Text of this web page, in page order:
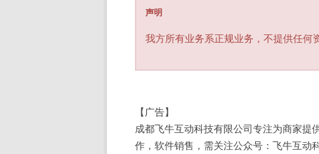
声明
我方所有业务系正规业务，不提供任何
【广告】
成都飞牛互动科技有限公司专注为商家提
作，软件销售，需关注公众号：飞牛互动